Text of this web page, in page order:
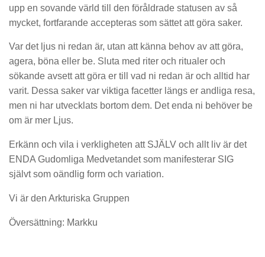
upp en sovande värld till den föråldrade statusen av så
mycket, fortfarande accepteras som sättet att göra saker.
Var det ljus ni redan är, utan att känna behov av att göra,
agera, böna eller be. Sluta med riter och ritualer och
sökande avsett att göra er till vad ni redan är och alltid har
varit. Dessa saker var viktiga facetter längs er andliga resa,
men ni har utvecklats bortom dem. Det enda ni behöver be
om är mer Ljus.
Erkänn och vila i verkligheten att SJÄLV och allt liv är det
ENDA Gudomliga Medvetandet som manifesterar SIG
självt som oändlig form och variation.
Vi är den Arkturiska Gruppen
Översättning: Markku